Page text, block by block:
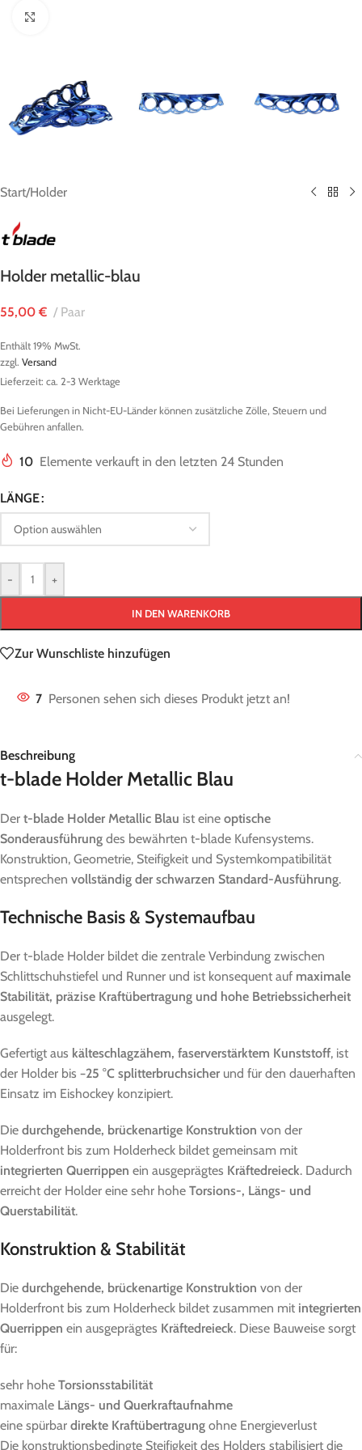
Start/Holder
Holder metallic-blau
55,00€ Paar
Enthält 19% MwSt.
zzgl. Versand
Lieferzeit: ca. 2-3 Werktage
Bei Lieferungen in Nicht-EU-Länder können zusätzliche Zölle, Steuern und
Gebühren anfallen.
10 Elemente verkauft in den letzten 24 Stunden
LÄNGE
- +
IN DEN WARENKORB
Zur Wunschliste hinzufügen
7 Personen sehen sich dieses Produkt jetzt an!
Beschreibung
t-blade Holder Metallic Blau
Der t-blade Holder Metallic Blau ist eine optische
Sonderausführung des bewährten t-blade Kufensystems.
Konstruktion, Geometrie, Steifigkeit und Systemkompatibilität
entsprechen vollständig der schwarzen Standard-Ausführung.
Technische Basis & Systemaufbau
Der t-blade Holder bildet die zentrale Verbindung zwischen
Schlittschuhstiefel und Runner und ist konsequent auf maximale
Stabilität, präzise Kraftübertragung und hohe Betriebssicherheit
ausgelegt.
Gefertigt aus kälteschlagzähem, faserverstärktem Kunststoff, ist
der Holder bis −25 °C splitterbruchsicher und für den dauerhaften
Einsatz im Eishockey konzipiert.
Die durchgehende, brückenartige Konstruktion von der
Holderfront bis zum Holderheck bildet gemeinsam mit
integrierten Querrippen ein ausgeprägtes Kräftedreieck. Dadurch
erreicht der Holder eine sehr hohe Torsions-, Längs- und
Querstabilität.
Konstruktion & Stabilität
Die durchgehende, brückenartige Konstruktion von der
Holderfront bis zum Holderheck bildet zusammen mit integrierten
Querrippen ein ausgeprägtes Kräftedreieck. Diese Bauweise sorgt
für:
sehr hohe Torsionsstabilität
maximale Längs- und Querkraftaufnahme
eine spürbar direkte Kraftübertragung ohne Energieverlust
Die konstruktionsbedingte Steifigkeit des Holders stabilisiert die